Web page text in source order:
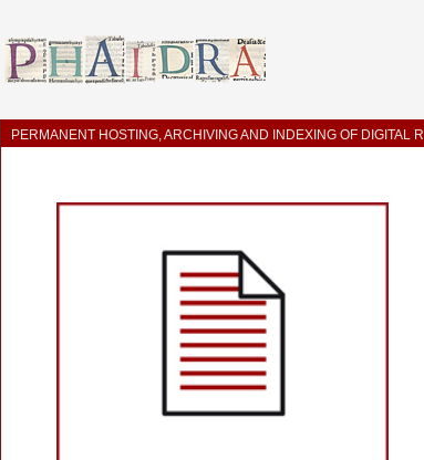
PERMANENT HOSTING, ARCHIVING AND INDEXING OF DIGITAL